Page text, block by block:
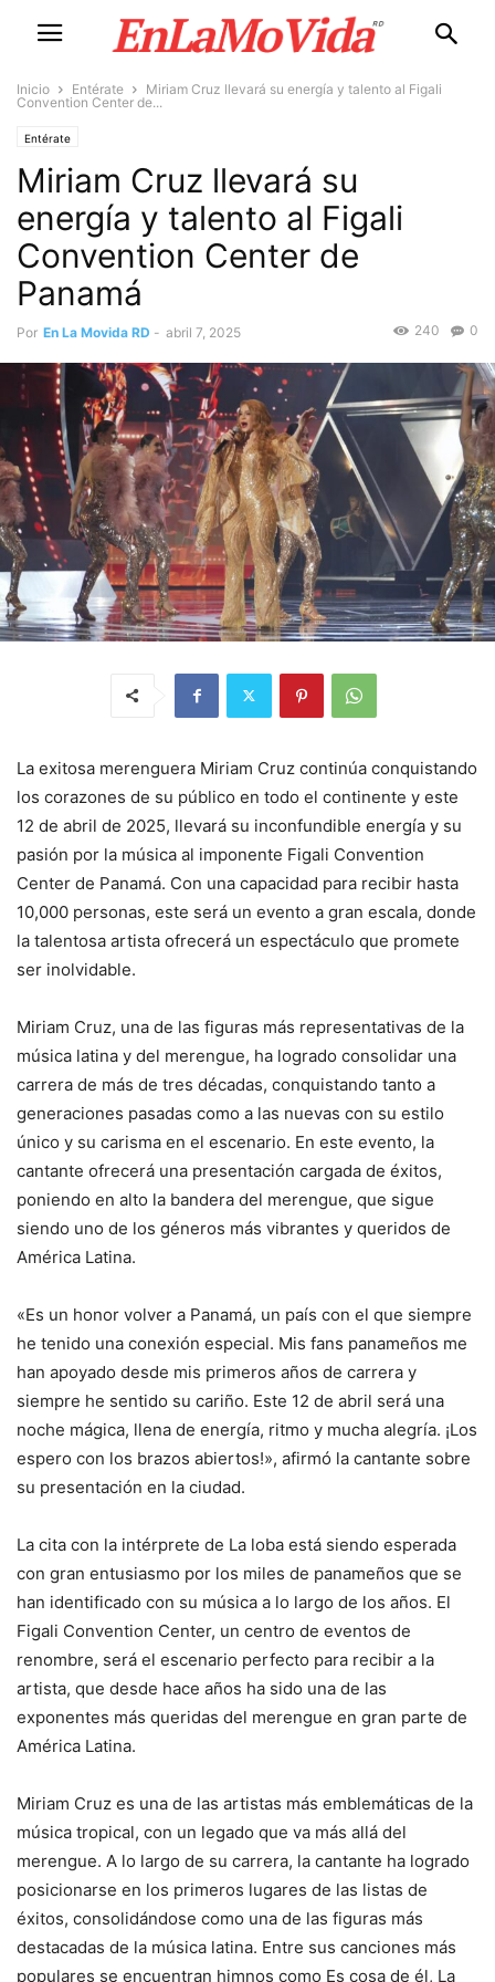
Inicio Entérate
Miriam Cruz llevará su energía y talento al Figali
Convention Center de...
Entérate
Miriam Cruz llevará su
energía y talento al Figali
Convention Center de
Panamá
Por En La Movida RD - abril 7, 2025 0
240
La exitosa merenguera Miriam Cruz continúa conquistando
los corazones de su público en todo el continente y este
12 de abril de 2025, llevará su inconfundible energía y su
pasión por la música al imponente Figali Convention
Center de Panamá. Con una capacidad para recibir hasta
10,000 personas, este será un evento a gran escala, donde
la talentosa artista ofrecerá un espectáculo que promete
ser inolvidable.
Miriam Cruz, una de las figuras más representativas de la
música latina y del merengue, ha logrado consolidar una
carrera de más de tres décadas, conquistando tanto a
generaciones pasadas como a las nuevas con su estilo
único y su carisma en el escenario. En este evento, la
cantante ofrecerá una presentación cargada de éxitos,
poniendo en alto la bandera del merengue, que sigue
siendo uno de los géneros más vibrantes y queridos de
América Latina.
«Es un honor volver a Panamá, un país con el que siempre
he tenido una conexión especial. Mis fans panameños me
han apoyado desde mis primeros años de carrera y
siempre he sentido su cariño. Este 12 de abril será una
noche mágica, llena de energía, ritmo y mucha alegría. ¡Los
espero con los brazos abiertos!», afirmó la cantante sobre
su presentación en la ciudad.
La cita con la intérprete de La loba está siendo esperada
con gran entusiasmo por los miles de panameños que se
han identificado con su música a lo largo de los años. El
Figali Convention Center, un centro de eventos de
renombre, será el escenario perfecto para recibir a la
artista, que desde hace años ha sido una de las
exponentes más queridas del merengue en gran parte de
América Latina.
Miriam Cruz es una de las artistas más emblemáticas de la
música tropical, con un legado que va más allá del
merengue. A lo largo de su carrera, la cantante ha logrado
posicionarse en los primeros lugares de las listas de
éxitos, consolidándose como una de las figuras más
destacadas de la música latina. Entre sus canciones más
populares se encuentran himnos como Es cosa de él, La